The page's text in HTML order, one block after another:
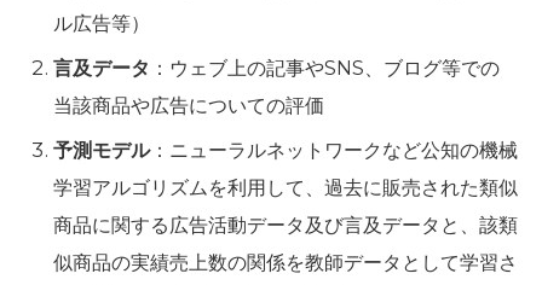
ル広告等）
言及データ ：ウェブ上の記事やSNS、ブログ等での
当該商品や広告についての評価
予測モデル：ニューラルネットワークなど公知の機械
学習アルゴリズムを利用して、過去に販売された類似
商品に関する広告活動データ及び言及データと、該類
似商品の実績売上数の関係を教師データとして学習さ